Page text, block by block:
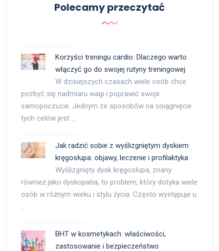
Polecamy przeczytać
Korzyści treningu cardio: Dlaczego warto
włączyć go do swojej rutyny treningowej
W dzisiejszych czasach wiele osób chce
pozbyć się nadmiaru wagi i poprawić swoje
samopoczucie. Jednym ze sposobów na osiągnięcie
tych celów jest …
Jak radzić sobie z wyślizgniętym dyskiem
kręgosłupa: objawy, leczenie i profilaktyka
Wyślizgnięty dysk kręgosłupa, znany
również jako dyskopatia, to problem, który dotyka wiele
osób w różnym wieku i stylu życia. Często występuje u
…
BHT w kosmetykach: właściwości,
zastosowanie i bezpieczeństwo